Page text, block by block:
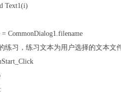
CommonDialog1.filename
练习，练习文本为用户选择的文本文